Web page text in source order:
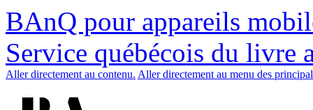
BAnQ pour appareils
Service québécois du livre
Aller directement au contenu. Aller directement au menu des